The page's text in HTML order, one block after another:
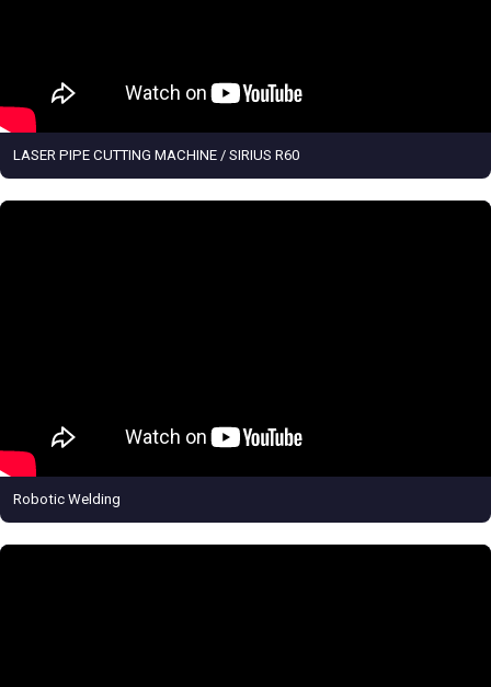
LASER PIPE CUTTING MACHINE / SIRIUS R60
Robotic Welding